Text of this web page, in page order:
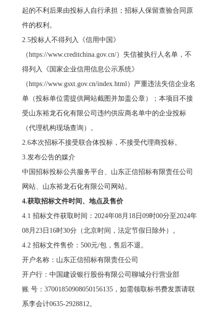
起的不利后果由投标人自行承担；招标人保留查验合同原
件的权利。
2.5投标人不得列入《信用中国》
（https://www.creditchina.gov.cn/）失信被执行人名单，不
得列入《国家企业信用信息公示系统》
（https://www.gsxt.gov.cn/index.html）严重违法失信企业名
单（投标单位需提供网站截图并加盖公章）；本项目不接
受山东裕龙石化有限公司违约供应商名单中的企业投标
（代理机构现场查询）。
2.6本次招标不接受联合体投标，不接受代理商投标。
3.发布公告的媒介
中国招标投标公共服务平台、山东正信招标有限责任公司
网站、山东裕龙石化有限公司网站。
4.获取招标文件时间、地点及售价
4.1 招标文件获取时间：2024年08月18日09时00分至2024年
08月23日16时30分（北京时间，法定节假日除外）。
4.2 招标文件售价：500元/包，售后不退。
开户名称：山东正信招标有限责任公司
开户行：中国建设银行股份有限公司聊城分行营业部
账 号：37001850908050156135，如需领取标书费发票请联
系李会计0635-2928812。